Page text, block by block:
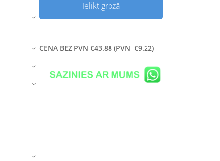
›
›
›
›
›
Ielikt grozā
CENA BEZ PVN€43.88 (PVN €9.22)